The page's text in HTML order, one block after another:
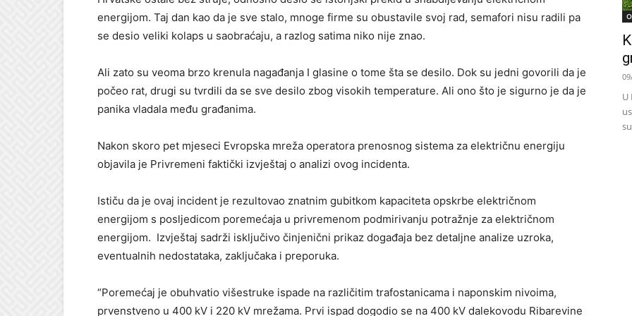
energijom. Taj dan kao da je sve stalo, mnoge firme su obustavile svoj rad, semafori nisu radili pa
se desio veliki kolaps u saobraćaju, a razlog satima niko nije znao.
Ali zato su veoma brzo krenula nagađanja I glasine o tome šta se desilo. Dok su jedni govorili da je
počeo rat, drugi su tvrdili da se sve desilo zbog visokih temperature. Ali ono što je sigurno je da je
panika vladala među građanima.
Nakon skoro pet mjeseci Evropska mreža operatora prenosnog sistema za električnu energiju
objavila je Privremeni faktički izvještaj o analizi ovog incidenta.
Ističu da je ovaj incident je rezultovao znatnim gubitkom kapaciteta opskrbe električnom
energijom s posljedicom poremećaja u privremenom podmirivanju potražnje za električnom
energijom. Izvještaj sadrži isključivo činjenični prikaz događaja bez detaljne analize uzroka,
eventualnih nedostataka, zaključaka i preporuka.
“Poremećaj je obuhvatio višestruke ispade na različitim trafostanicama i naponskim nivoima,
prvenstveno u 400 kV i 220 kV mrežama. Prvi ispad dogodio se na 400 kV dalekovodu Ribarevine
U